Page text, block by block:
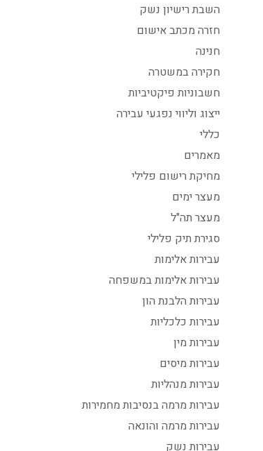
השבת רישיון נשק
חזרה מכתב אישום
חנינה
חקירה במשטרה
חשבוניות פיקטיביות
ייצוג וליווי נפגעי עבירה
כללי
מאמרים
מחיקת רישום פלילי
מעצר ימים
מעצר תה"ל
סגירת תיק פלילי
עבירות אלימות
עבירות אלימות במשפחה
עבירות הלבנת הון
עבירות כלכליות
עבירות מין
עבירות מיסים
עבירות מנהליות
עבירות מרמה בנסיבות מחמירות
עבירות מרמה והונאה
עבירות נשק